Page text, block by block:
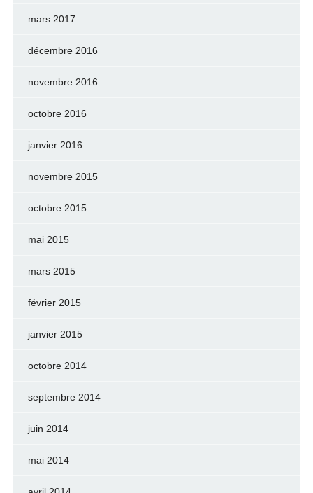
mars 2017
décembre 2016
novembre 2016
octobre 2016
janvier 2016
novembre 2015
octobre 2015
mai 2015
mars 2015
février 2015
janvier 2015
octobre 2014
septembre 2014
juin 2014
mai 2014